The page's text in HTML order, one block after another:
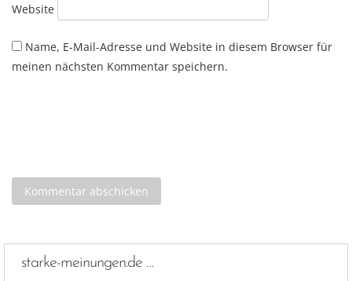
Website
Name, E-Mail-Adresse und Website in diesem Browser für
meinen nächsten Kommentar speichern.
starke-meinungen.de …